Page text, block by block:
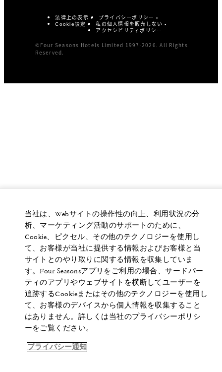
法律上の表示 プライバシーポリシー
Cookie設定
私の個人情報を販売しない
アクセシビリティポリシー
©Four Seasons Hotels Limited 1997-2026. All Rights
Reserved.
当社は、Webサイトの操作性の向上、利用状況の分
析、マーケティング活動のサポートのために、
Cookie、ピクセル、その他のテクノロジーを使用し
て、お客様が当社に提供する情報およびお客様と当
サイトとのやり取りに関する情報を収集していま
す。Four Seasonsアプリをご利用の場合、サードパー
ティのアプリやウェブサイトを横断してユーザーを
追跡するCookieまたはその他のテクノロジーを使用し
て、お客様のデバイスから個人情報を収集すること
はありません。詳しくは当社のプライバシーポリシ
ーをご覧ください。
プライバシー通知